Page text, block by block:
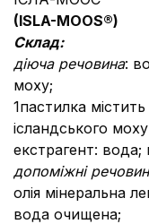
(ISLA-MOOS®)
Склад:
діюча речовина:
моху;
1пастилка
ісландського
екстрагент: вода;
допоміжні
олія мінеральна
вода очищена;